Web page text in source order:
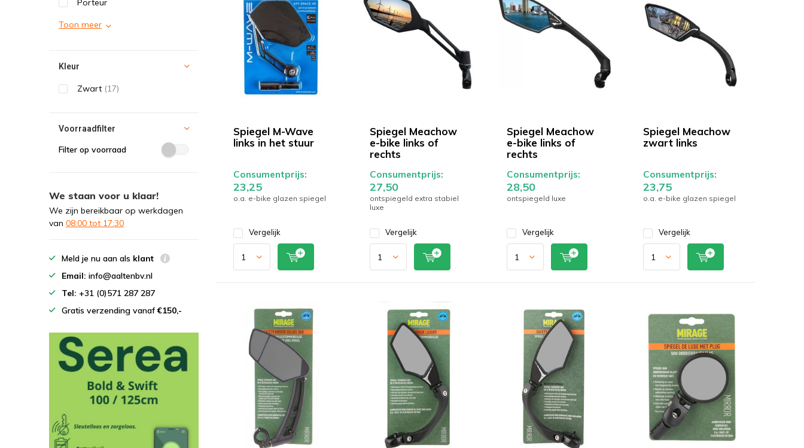
Spiegel M-Wave
links in het stuur
Consumentprijs:
23,25
o.a. e-bike glazen spiegel
Vergelijk
Spiegel Meachow
e-bike links of
rechts
Consumentprijs:
27,50
ontspiegeld extra stabiel
luxe
Vergelijk
Spiegel Meachow
e-bike links of
rechts
Consumentprijs:
28,50
ontspiegeld luxe
Vergelijk
Spiegel Meachow
zwart links
Consumentprijs:
23,75
o.a. e-bike glazen spiegel
Vergelijk
Porteur
Toon meer
Kleur
Zwart (17)
Voorraadfilter
Filter op voorraad
We staan voor u klaar!
We zijn bereikbaar op werkdagen
van 08:00 tot 17:30
Meld je nu aan als klant
Email: info@aaltenbv.nl
Tel: +31 (0)571 287 287
Gratis verzending vanaf€150,-